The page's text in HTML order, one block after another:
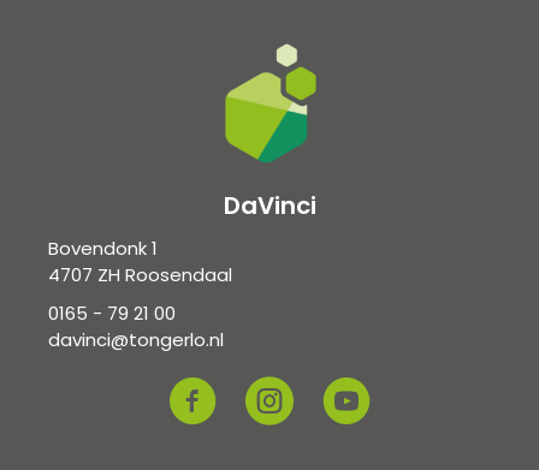
DaVinci
Bovendonk 1
4707 ZH Roosendaal
0165 - 79 21 00
davinci@tongerlo.nl